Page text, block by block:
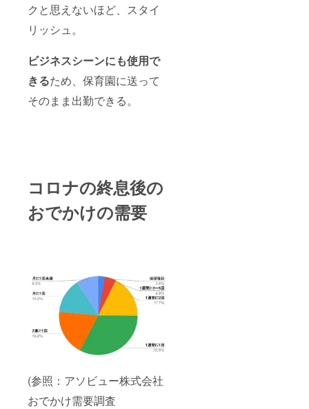
クと思えないほど、スタイ
リッシュ。
ビジネスシーンにも使用で
きるため、保育園に送って
そのまま出勤できる。
コロナの終息後の
おでかけの需要
(参照：アソビュー株式会社
おでかけ需要調査